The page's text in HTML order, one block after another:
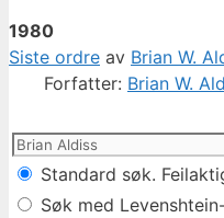
1980
Siste ordre av Brian W.
Forfatter: Brian W.
Standard søk.
Søk med